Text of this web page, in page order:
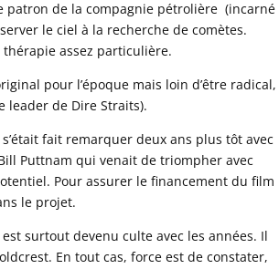
patron de la compagnie pétrolière (incarné
le ciel à la recherche de comètes.
assez particulière.
pour l’époque mais loin d’être radical,
leader de Dire Straits).
fait remarquer deux ans plus tôt avec
Puttnam qui venait de triompher avec
Pour assurer le financement du film
le projet.
surtout devenu culte avec les années. Il
En tout cas, force est de constater,